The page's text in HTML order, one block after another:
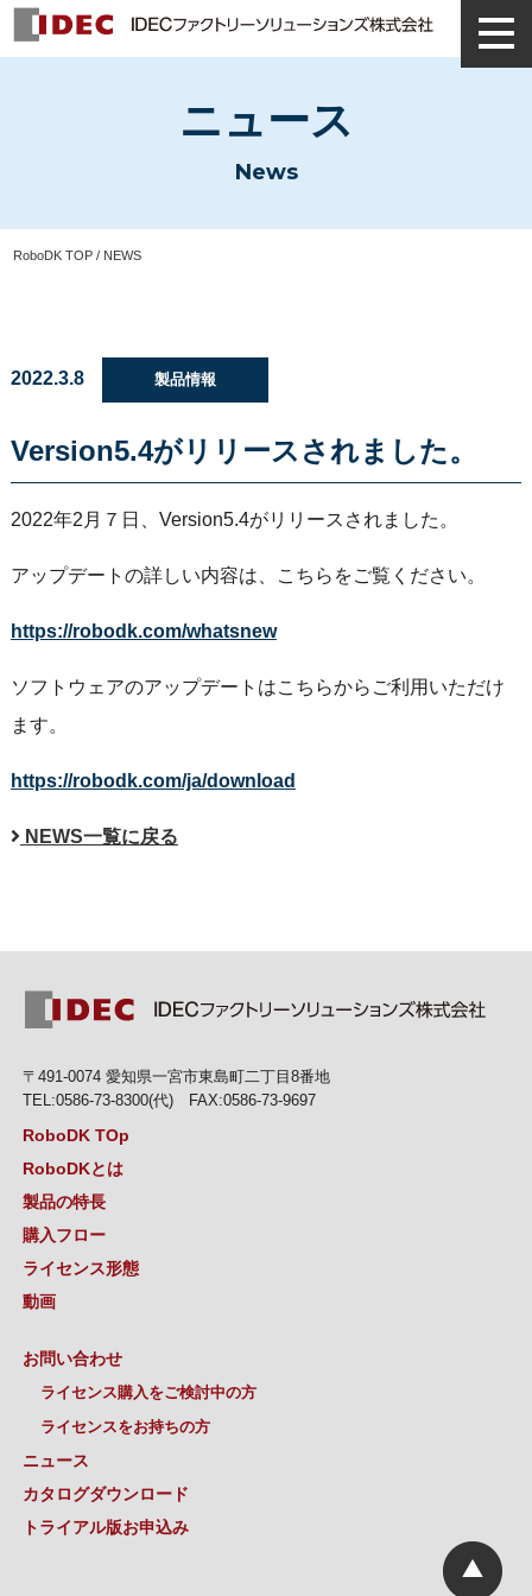
ニュース
News
RoboDK TOP / NEWS
2022.3.8 製品情報
Version5.4がリリースされました。
2022年2月７日、Version5.4がリリースされました。
アップデートの詳しい内容は、こちらをご覧ください。
https://robodk.com/whatsnew
ソフトウェアのアップデートはこちらからご利用いただけ
ます。
https://robodk.com/ja/download
NEWS一覧に戻る
〒491-0074 愛知県一宮市東島町二丁目8番地
TEL:0586-73-8300(代) FAX:0586-73-9697
RoboDK TOp
RoboDKとは
製品の特長
購入フロー
ライセンス形態
動画
お問い合わせ
ライセンス購入をご検討中の方
ライセンスをお持ちの方
ニュース
カタログダウンロード
トライアル版お申込み